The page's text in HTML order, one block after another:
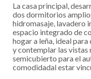
La casa principal,
dos dormitorios
hidromasaje, lavadero
espacio integrado de
hogar a leña, ideal
y contemplar las vistas
semicubierto para el
comodidadal estar